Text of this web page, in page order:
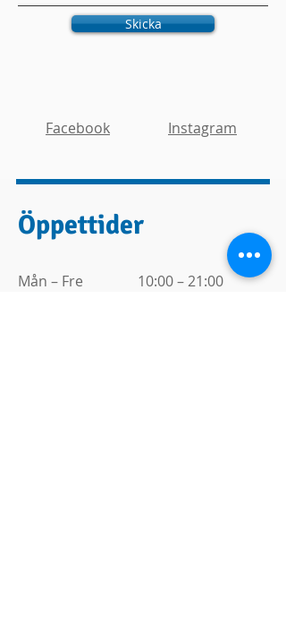
Skicka
Facebook Instagram
Öppettider
Mån – Fre 10:00 – 21:00